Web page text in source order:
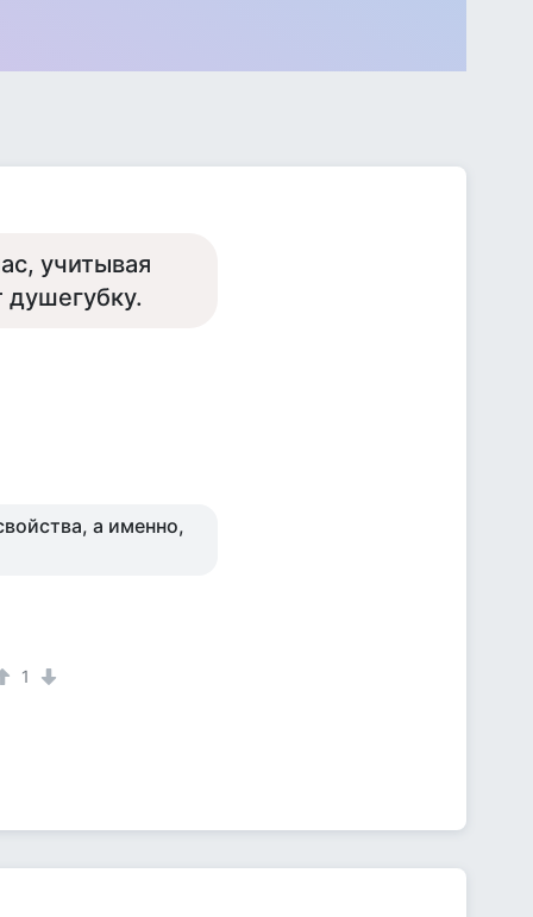
учитывая
душегубку.
а именно,
1